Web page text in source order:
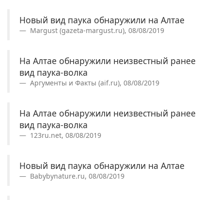
Новый вид паука обнаружили на Алтае
Margust (gazeta-margust.ru), 08/08/2019
На Алтае обнаружили неизвестный ранее
вид паука-волка
Аргументы и Факты (aif.ru), 08/08/2019
На Алтае обнаружили неизвестный ранее
вид паука-волка
123ru.net, 08/08/2019
Новый вид паука обнаружили на Алтае
Babybynature.ru, 08/08/2019